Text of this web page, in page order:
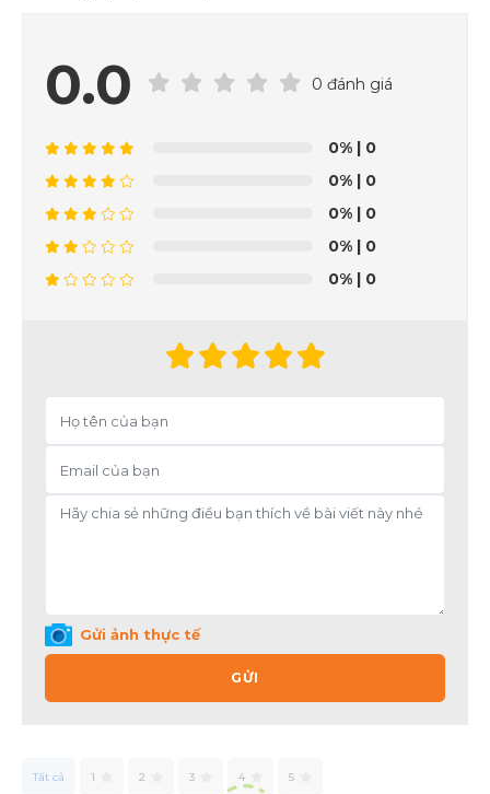
0.0 0 đánh giá
0% | 0
0% | 0
0% | 0
0% | 0
0% | 0
Gửi ảnh thực tế
GỬI
Tất cả 1 2 3 4 5